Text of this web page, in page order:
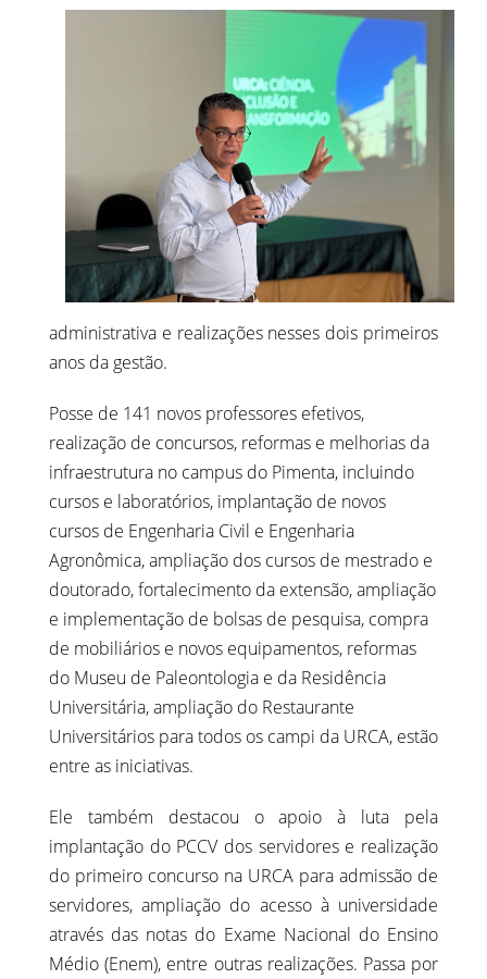
administrativa e realizações nesses dois primeiros
anos da gestão.
Posse de 141 novos professores efetivos,
realização de concursos, reformas e melhorias da
infraestrutura no campus do Pimenta, incluindo
cursos e laboratórios, implantação de novos
cursos de Engenharia Civil e Engenharia
Agronômica, ampliação dos cursos de mestrado e
doutorado, fortalecimento da extensão, ampliação
e implementação de bolsas de pesquisa, compra
de mobiliários e novos equipamentos, reformas
do Museu de Paleontologia e da Residência
Universitária, ampliação do Restaurante
Universitários para todos os campi da URCA, estão
entre as iniciativas.
Ele também destacou o apoio à luta pela
implantação do PCCV dos servidores e realização
do primeiro concurso na URCA para admissão de
servidores, ampliação do acesso à universidade
através das notas do Exame Nacional do Ensino
Médio (Enem), entre outras realizações. Passa por